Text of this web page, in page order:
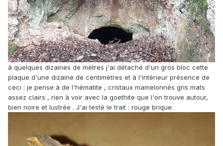
à quelques dizaines de mètres j'ai détaché d'un gros bloc cette
plaque d'une dizaine de centimètres et à l'intérieur présence de
ceci : je pense à de l'hématite , cristaux mamelonnés gris mats
assez clairs , rien à voir avec la goethite que l'on trouve autour,
bien noire et lustrée . J'ai testé le trait : rouge brique.